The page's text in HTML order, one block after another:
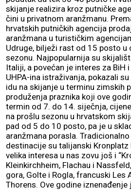
skijanje realizira kroz putničke
čini u privatnom aranžmanu.
hrvatskih putničkih agencija
aranžmana u turističkim
Udruge, bilježi rast od 15 posto u
sezonu. Najpopularnija su
Italiji, a povećan je interes za BiH
UHPA-ina istraživanja, pokazali
idu na skijanje u terminu zimskih
produženja praznika koji ove
termin od 7. do 14. siječnja,
na prošlu sezonu u hrvatskom
pad od 5 do 10 posto, pa je u
aranžmana porasla.
destinacije su talijanski
velika interesa u nas zovu još i
Kleinkirchheim, Flachau i
gora, Golte i Rogla, francuski Les
Thorens. Ove godine